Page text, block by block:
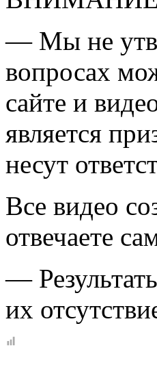
— Мы не
вопросах
сайте и
является
несут
Все видео
отвечаете
—
их